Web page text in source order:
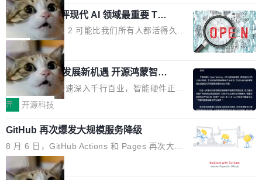
功率段机身尺寸十分紧凑的1600W电源产品。小
巧机身有效提升市面主流标准A...
业化营销服务的需求从未如此迫切。 但市场扩容
的同时,服务商的竞争逻辑正在改变。2026年Top
Agency年度合辑的观察指出,“产品”这个离消费
者最近的载体,在整个品牌营销层面的权重显著变
高了。全域营销服务商的竞争正在从规模转向深
度,案例厚度、全域覆盖、多线协同...
n 这条推文引发了广泛讨论。他不是在说风凉
话，他是说出了一个圈内人尽皆知但很少公开捅
破的事实。 Jordan 随后补充了一句软化声明：
「我不认为这些会议上大部分论文都在过度宣传
或造假。问题是，作为读者，如果你筛选出那些
看起来最令人兴奋的论文，那它们大部分都是过
度宣传的。」 这才是真正的痛点。不是所有论文
都有问题，是最吸引眼球的那批论文最有问题。
他引用的帖子来自 Mathew Shen，一位 ICLR 2
026 的读者：「看了篇 ...
xAI 前工程师评现代 AI 领域最重要 Top
3 开源项目
Flash Attention 2 可能比我们所有人都活得久。
这句话不是来自某个技术博客，而是出自 Hieu
Pham 的一条推文。Hieu Pham 是谁？他是 xAI
的早期工程师之一，在 Grok 训练基础设施团队
工作过。近日他在 X 上发了一条帖子，列出了他
认为现代 AI 领域最重要的三个开源项目。 第一
理由很具体。FA 系列不需要解释，但 FA2 是他
认为最重要的一个——复杂度恰到好处，刚好能
驱动你去学 CuTe，但还没被那些"邪恶的" Hopp
er++ 优化所淹没，足够容易修改和适配。 更关
局
共商智能硬件发展新机遇 开源鸿蒙智能
硬件开发者日杭州站即将举行
随着万物智联加速深入千行百业，智能硬件正从
单点设备迈向智能化、网联化、协同化发展。作
鸿蒙通过统一技术底座和分布式能力，为不同类
型智能设备的开发、连接与互联提供关键支撑，
也为产业链企业探索产品创新与商业增长打开新
的空间。 8月14日，开源鸿蒙智能硬件开发者日
开 开源科技
GitHub 再次爆发大规模服务降级
8 月 6 日，GitHub Actions 和 Pages 再次大规
模服务降级，Actions 完全不可用超过 5 小时，
webhook 停发，连自托管 runner 也因调度层故
局